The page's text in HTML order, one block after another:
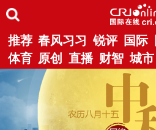
推荐 春风习习 锐评 国际
体育 原创 直播 财智 城市